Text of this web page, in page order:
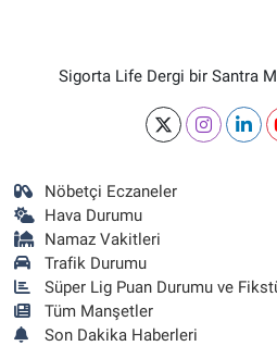
Sigorta Life Dergi bir Santra
Nöbetçi Eczaneler
Hava Durumu
Namaz Vakitleri
Trafik Durumu
Süper Lig Puan Durumu ve
Tüm Manşetler
Son Dakika Haberleri